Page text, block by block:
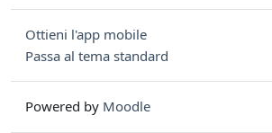
Ottieni l'app mobile
Passa al tema standard
Powered by Moodle